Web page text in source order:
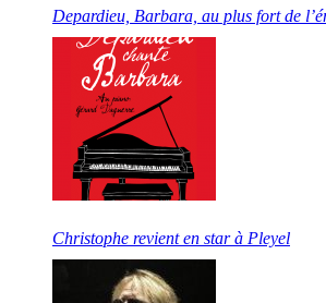
Depardieu, Barbara, au plus fort de
Christophe revient en star à Pleyel